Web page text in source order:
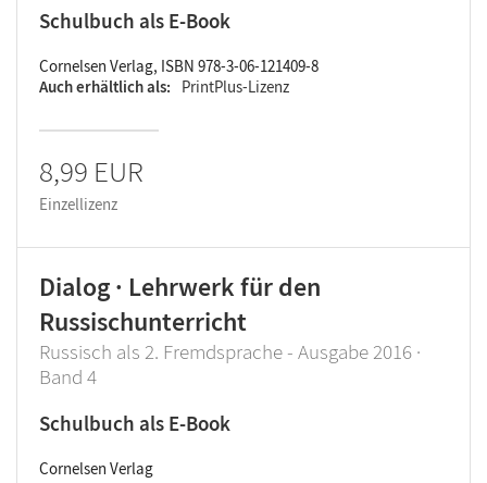
Schulbuch als E-Book
Cornelsen Verlag, ISBN 978-3-06-121409-8
Auch erhältlich als
PrintPlus-Lizenz
8,99 EUR
Einzellizenz
Dialog · Lehrwerk für den
Russischunterricht
Russisch als 2. Fremdsprache - Ausgabe 2016 ·
Band 4
Schulbuch als E-Book
Cornelsen Verlag